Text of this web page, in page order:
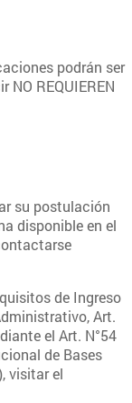
podrán ser
REQUIEREN
su postulación
disponible en el
de Ingreso
Art.
el Art. N°54
de Bases
visitar el